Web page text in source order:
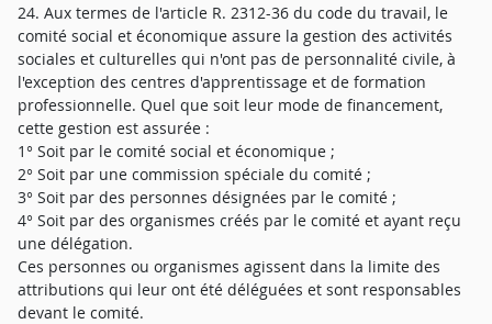
24. Aux termes de l'article R. 2312-36 du code du travail, le
comité social et économique assure la gestion des activités
sociales et culturelles qui n'ont pas de personnalité civile, à
l'exception des centres d'apprentissage et de formation
professionnelle. Quel que soit leur mode de financement,
cette gestion est assurée :
1° Soit par le comité social et économique ;
2° Soit par une commission spéciale du comité ;
3° Soit par des personnes désignées par le comité ;
4° Soit par des organismes créés par le comité et ayant reçu
une délégation.
Ces personnes ou organismes agissent dans la limite des
attributions qui leur ont été déléguées et sont responsables
devant le comité.